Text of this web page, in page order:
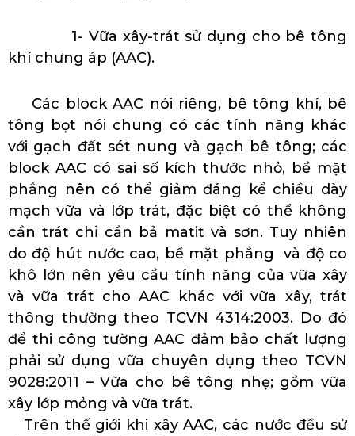
1- Vữa xây-trát sử dụng cho bê tông
khí chưng áp (AAC).
Các block AAC nói riêng, bê tông khí, bê
tông bọt nói chung có các tính năng khác
với gạch đất sét nung và gạch bê tông; các
block AAC có sai số kích thước nhỏ, bề mặt
phẳng nên có thể giảm đáng kể chiều dày
mạch vữa và lớp trát, đặc biệt có thể không
cần trát chỉ cần bả matit và sơn. Tuy nhiên
do độ hút nước cao, bề mặt phẳng và độ co
khô lớn nên yêu cầu tính năng của vữa xây
và vữa trát cho AAC khác với vữa xây, trát
thông thường theo TCVN 4314:2003. Do đó
để thi công tường AAC đảm bảo chất lượng
phải sử dụng vữa chuyên dụng theo TCVN
9028:2011 – Vữa cho bê tông nhẹ; gồm vữa
xây lớp mỏng và vữa trát.
Trên thế giới khi xây AAC, các nước đều sử